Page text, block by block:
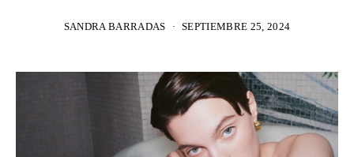
SANDRA BARRADAS SEPTIEMBRE 25, 2024